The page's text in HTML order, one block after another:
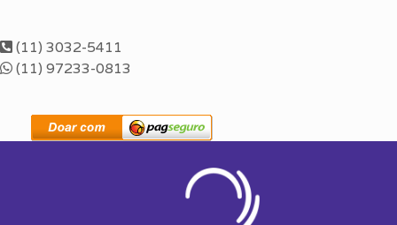
(11) 3032-5411
(11) 97233-0813